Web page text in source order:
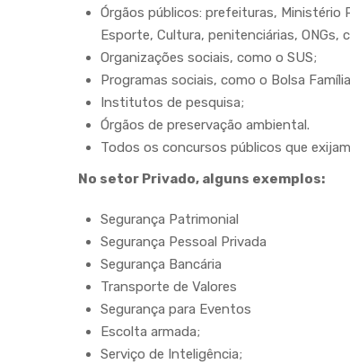
Órgãos públicos: prefeituras, Ministério
Esporte, Cultura, penitenciárias,
Organizações sociais, como o SUS;
Programas sociais, como o Bolsa
Institutos de pesquisa;
Órgãos de preservação ambiental.
Todos os concursos públicos que
No setor Privado, alguns exemplos:
Segurança Patrimonial
Segurança Pessoal Privada
Segurança Bancária
Transporte de Valores
Segurança para Eventos
Escolta armada;
Serviço de Inteligência;